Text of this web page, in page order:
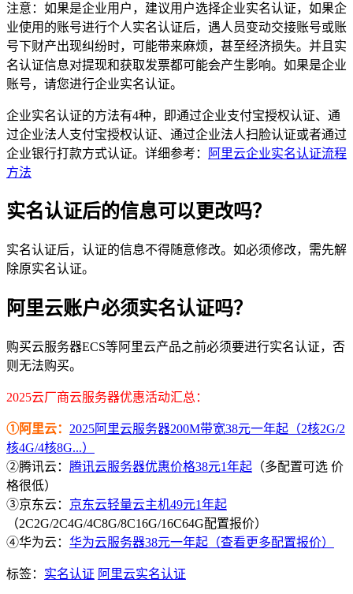
注意：如果是企业用户，建议用户选择企业实名认证，如果企
业使用的账号进行个人实名认证后，遇人员变动交接账号或账
号下财产出现纠纷时，可能带来麻烦，甚至经济损失。并且实
名认证信息对提现和获取发票都可能会产生影响。如果是企业
账号，请您进行企业实名认证。
企业实名认证的方法有4种，即通过企业支付宝授权认证、通
过企业法人支付宝授权认证、通过企业法人扫脸认证或者通过
企业银行打款方式认证。详细参考：
阿里云企业实名认证流程
方法
实名认证后的信息可以更改吗？
实名认证后，认证的信息不得随意修改。如必须修改，需先解
除原实名认证。
阿里云账户必须实名认证吗？
购买云服务器ECS等阿里云产品之前必须要进行实名认证，否
则无法购买。
2025云厂商云服务器优惠活动汇总：
①阿里云： 2025阿里云服务器200M带宽38元一年起（2核2G/2
核4G/4核8G...）
②腾讯云： 腾讯云服务器优惠价格38元1年起 （多配置可选 价
格很低）
③京东云： 京东云轻量云主机49元1年起
（2C2G/2C4G/4C8G/8C16G/16C64G配置报价）
④华为云： 华为云服务器38元一年起（查看更多配置报价）
标签： 实名认证 阿里云实名认证